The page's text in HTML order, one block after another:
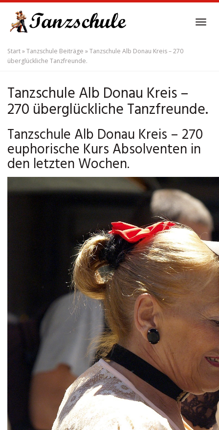
main
content
Start»Tanzschule Beiträge »Tanzschule Alb Donau Kreis – 270
überglückliche Tanzfreunde.
Tanzschule Alb Donau Kreis –
270 überglückliche Tanzfreunde.
Tanzschule Alb Donau Kreis – 270
euphorische Kurs Absolventen in
den letzten Wochen.